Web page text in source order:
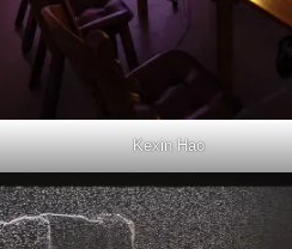
Kexin Hao